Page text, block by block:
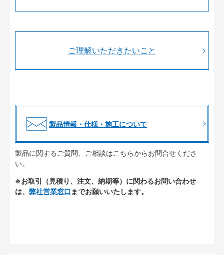
ご理解いただきたいこと
製品情報・仕様・施工について
製品に関するご質問、ご相談はこちらからお問合せくださ
い。
※お取引（見積り、注文、納期等）に関わるお問い合わせ
は、 弊社営業窓口 までお願いいたします。